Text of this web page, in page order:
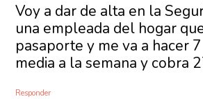
Voy a dar de alta en la
una empleada del hogar
pasaporte y me va a hacer
media a la semana y cobra
Responder